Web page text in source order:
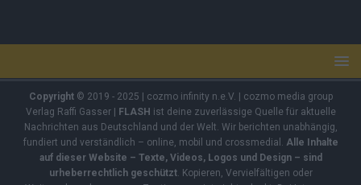
Copyright© 2019 - 2025 | cozmo infinity n.e.V. | cozmo media group
Verlag Raffi Gasser | FLASH ist deine zuverlässige Quelle für aktuelle
Nachrichten aus Deutschland und der Welt. Wir berichten unabhängig,
fundiert und verständlich – online, mobil und crossmedial.
Alle Inhalte
auf dieser Website – Texte, Videos, Logos und Design – sind
urheberrechtlich geschützt. Kopieren, Vervielfältigen oder